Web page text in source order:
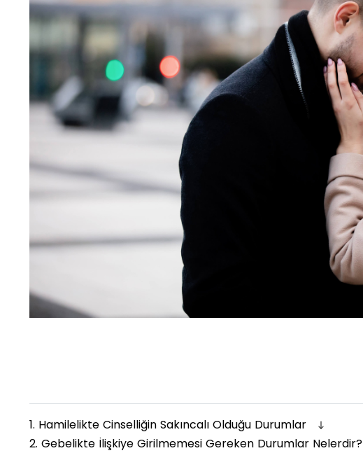
1. Hamilelikte Cinselliğin Sakıncalı Olduğu Durumlar
2. Gebelikte İlişkiye Girilmemesi Gereken Durumlar Nelerdir?